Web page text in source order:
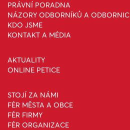
PRÁVNÍ PORADNA
NÁZORY ODBORNÍKŮ A ODBORNIC
KDO JSME
KONTAKT A MÉDIA
AKTUALITY
ONLINE PETICE
STOJÍ ZA NÁMI
FÉR MĚSTA A OBCE
FÉR FIRMY
FÉR ORGANIZACE